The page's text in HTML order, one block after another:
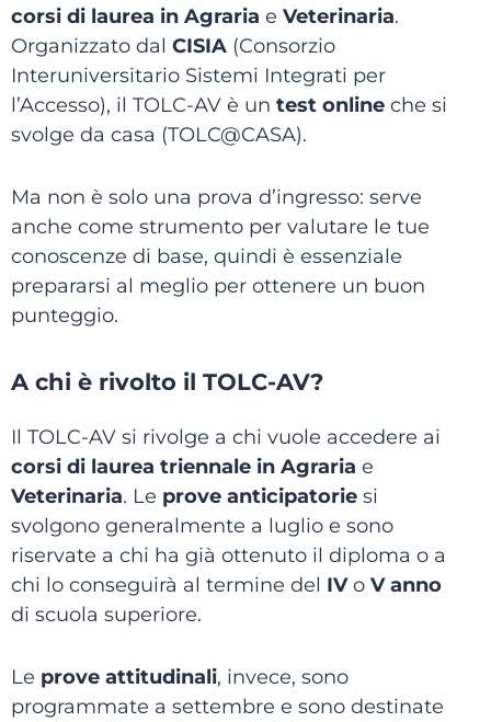
corsi di laurea in Agraria e Veterinaria.
Organizzato dal CISIA (Consorzio
Interuniversitario Sistemi Integrati per
l’Accesso), il TOLC-AV è un test online che si
svolge da casa (TOLC@CASA).
Ma non è solo una prova d’ingresso: serve
anche come strumento per valutare le tue
conoscenze di base, quindi è essenziale
prepararsi al meglio per ottenere un buon
punteggio.
A chi è rivolto il TOLC-AV?
Il TOLC-AV si rivolge a chi vuole accedere ai
corsi di laurea triennale in Agraria e
Veterinaria. Le prove anticipatorie si
svolgono generalmente a luglio e sono
riservate a chi ha già ottenuto il diploma o a
chi lo conseguirà al termine del IVo V anno
di scuola superiore.
Le prove attitudinali, invece, sono
programmate a settembre e sono destinate